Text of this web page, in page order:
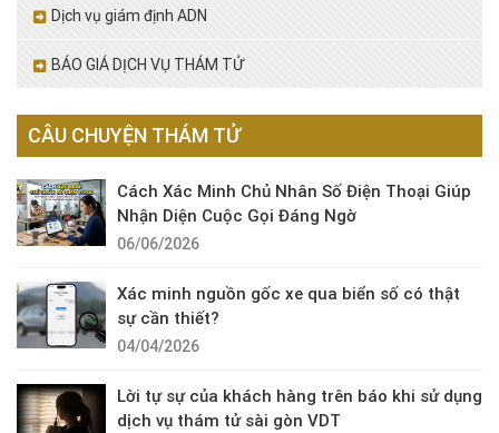
Dịch vụ giám định ADN
BÁO GIÁ DỊCH VỤ THÁM TỬ
CÂU CHUYỆN THÁM TỬ
Cách Xác Minh Chủ Nhân Số Điện Thoại Giúp
Nhận Diện Cuộc Gọi Đáng Ngờ
06/06/2026
Xác minh nguồn gốc xe qua biển số có thật
sự cần thiết?
04/04/2026
Lời tự sự của khách hàng trên báo khi sử dụng
dịch vụ thám tử sài gòn VDT